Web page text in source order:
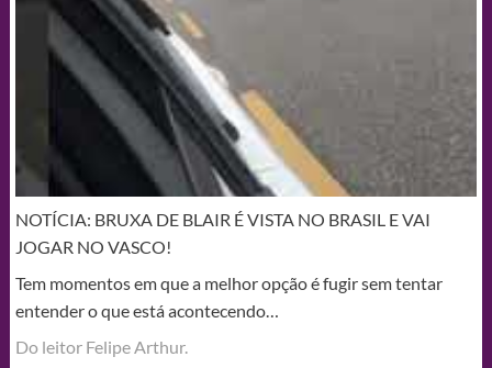
NOTÍCIA: BRUXA DE BLAIR É VISTA NO BRASIL E VAI
JOGAR NO VASCO!
Tem momentos em que a melhor opção é fugir sem tentar
entender o que está acontecendo…
Do leitor Felipe Arthur.